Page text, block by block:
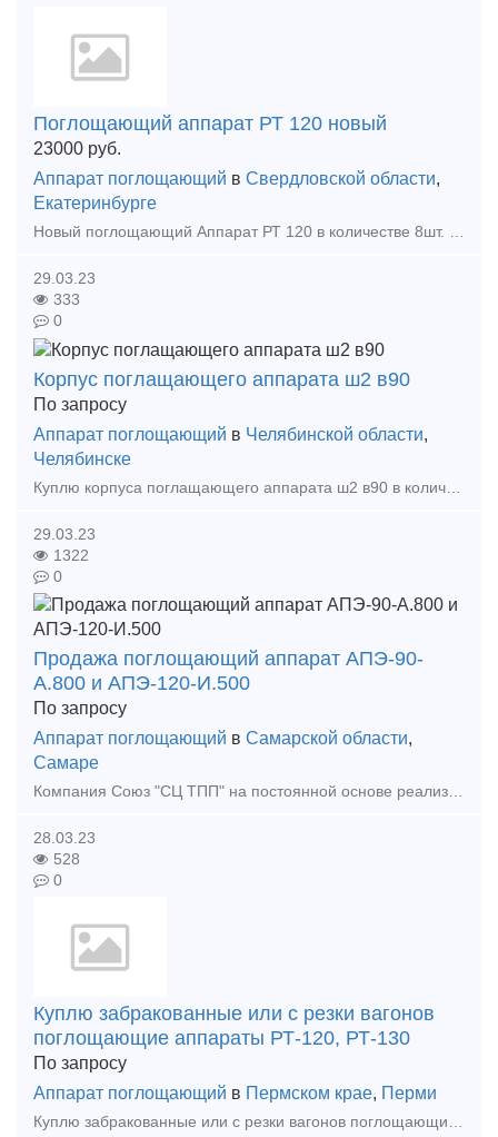
Поглощающий аппарат РТ 120 новый
23000 руб.
Аппарат поглощающий в Свердловской области,
Екатеринбурге
Новый поглощающий Аппарат РТ 120 в количестве 8шт. Находятся в г. Нижний Тагил, Свердловская обл. По вопросам звоните по телефону. Торг уместен. Тип предложения: предлагаю продукцию, у
29.03.23
333
0
Корпус поглащающего аппарата ш2 в90
По запросу
Аппарат поглощающий в Челябинской области,
Челябинске
29.03.23
1322
0
Продажа поглощающий аппарат АПЭ-90-
А.800 и АПЭ-120-И.500
По запросу
Аппарат поглощающий в Самарской области,
Самаре
28.03.23
528
0
Куплю забракованные или с резки вагонов
поглощающие аппараты РТ-120, РТ-130
По запросу
Аппарат поглощающий в Пермском крае, Перми